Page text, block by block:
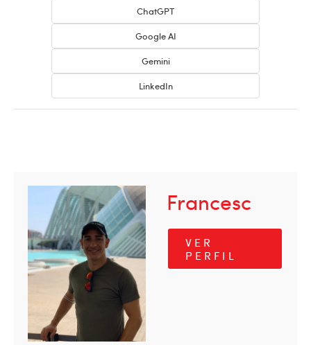
ChatGPT
Google AI
Gemini
LinkedIn
Francesc
VER
PERFIL